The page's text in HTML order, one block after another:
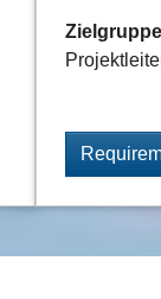
Zielgruppe